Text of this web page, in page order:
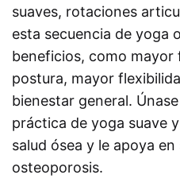
suaves, rotaciones
esta secuencia de yoga
beneficios, como mayor
postura, mayor
bienestar general.
práctica de yoga suave
salud ósea y le apoya
osteoporosis.